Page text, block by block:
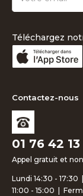
Téléchargez
Contactez-nous
01 76 42
Appel gratuit et
Lundi 14:30 -
11:00 - 15:00 |